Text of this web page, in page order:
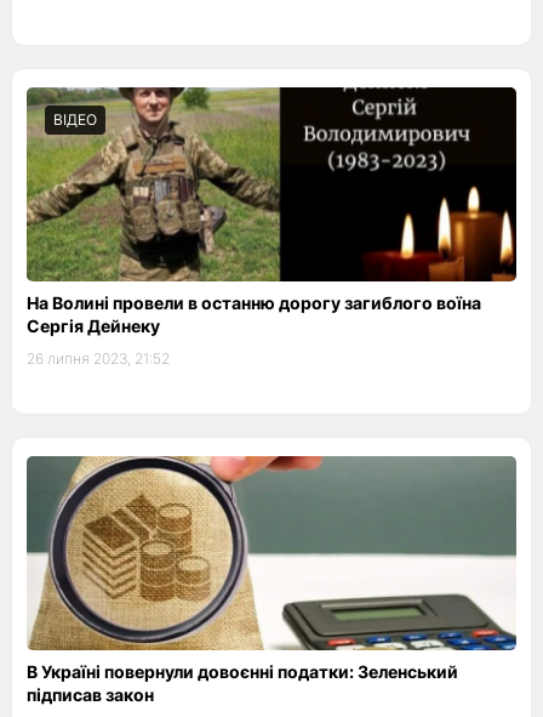
ВІДЕО
На Волині провели в останню дорогу загиблого воїна
Сергія Дейнеку
26 липня 2023, 21:52
В Україні повернули довоєнні податки: Зеленський
підписав закон